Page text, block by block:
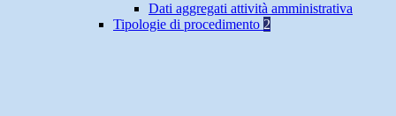
Dati aggregati attività amministrativa
Tipologie di procedimento 2